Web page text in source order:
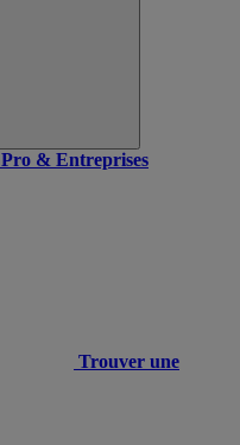
Pro & Entreprises
Trouver une